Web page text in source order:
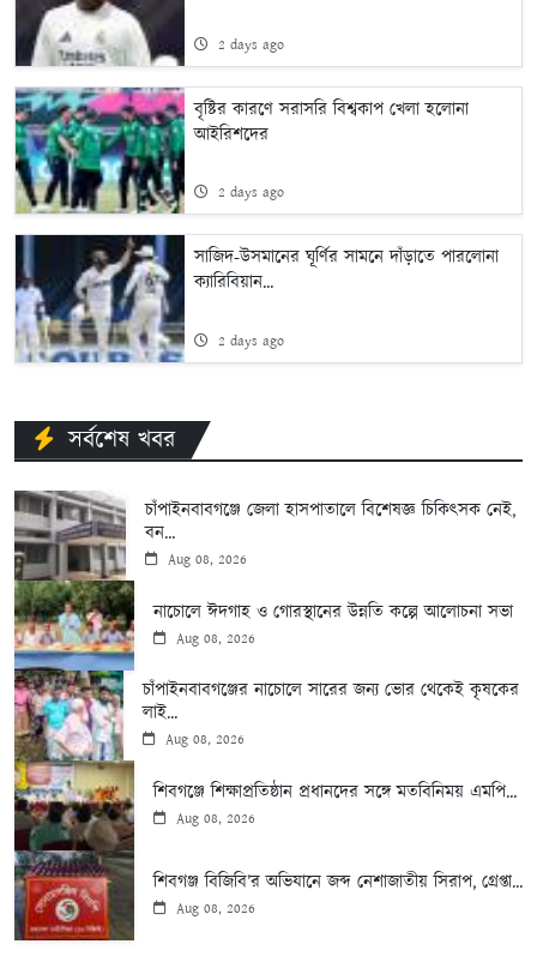
2 days ago
বৃষ্টির কারণে সরাসরি বিশ্বকাপ খেলা হলোনা
আইরিশদের
2 days ago
সাজিদ-উসমানের ঘূর্ণির সামনে দাঁড়াতে পারলোনা
ক্যারিবিয়ান...
2 days ago
সর্বশেষ খবর
চাঁপাইনবাবগঞ্জে জেলা হাসপাতালে বিশেষজ্ঞ চিকিৎসক নেই,
বন...
Aug 08, 2026
নাচোলে ঈদগাহ ও গোরস্থানের উন্নতি কল্পে আলোচনা সভা
Aug 08, 2026
চাঁপাইনবাবগঞ্জের নাচোলে সারের জন্য ভোর থেকেই কৃষকের
লাই...
Aug 08, 2026
শিবগঞ্জে শিক্ষাপ্রতিষ্ঠান প্রধানদের সঙ্গে মতবিনিময় এমপি...
Aug 08, 2026
শিবগঞ্জ বিজিবি’র অভিযানে জব্দ নেশাজাতীয় সিরাপ, গ্রেপ্তা...
Aug 08, 2026